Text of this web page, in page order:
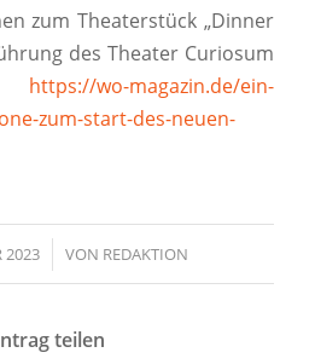
zum Theaterstück „Dinner
des Theater Curiosum
https://wo-magazin.de/ein-
zum-start-des-neuen-
2023 VON REDAKTION
teilen